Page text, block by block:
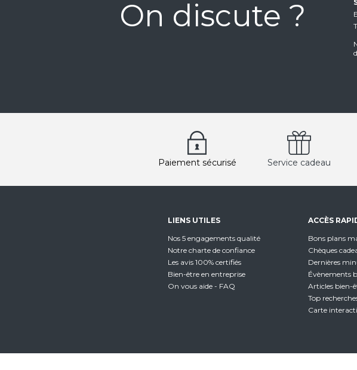
On discute ?
Paiement sécurisé Service cadeau
LIENS UTILES
Nos 5 engagements qualité
Notre charte de confiance
Les avis 100% certifiés
Bien-être en entreprise
On vous aide - FAQ
ACCÈS
Bons plans
Chèques
Dernières
Évènements
Articles bien-
Top
Carte